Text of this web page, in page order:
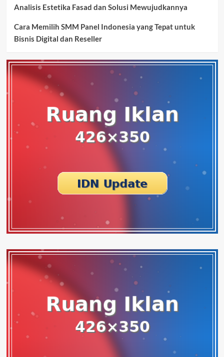
Analisis Estetika Fasad dan Solusi Mewujudkannya
Cara Memilih SMM Panel Indonesia yang Tepat untuk
Bisnis Digital dan Reseller